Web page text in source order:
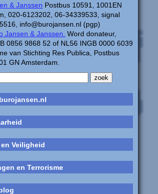
& Janssen Postbus 10591, 1001EN
020-6123202, 06-34339533, signal
info@burojansen.nl (pgp)
Jansen & Janssen. Word donateur,
0856 9868 52 of NL56 INGB 0000 6039
van Stichting Res Publica, Postbus
GN Amsterdam.
Veiligheid
en Terrorisme